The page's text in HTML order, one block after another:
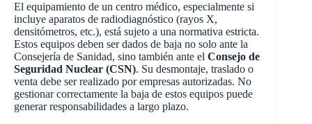
El equipamiento de un centro médico, especialmente si
incluye aparatos de radiodiagnóstico (rayos X,
densitómetros, etc.), está sujeto a una normativa estricta.
Estos equipos deben ser dados de baja no solo ante la
Consejería de Sanidad, sino también ante el Consejo de
Seguridad Nuclear (CSN). Su desmontaje, traslado o
venta debe ser realizado por empresas autorizadas. No
gestionar correctamente la baja de estos equipos puede
generar responsabilidades a largo plazo.